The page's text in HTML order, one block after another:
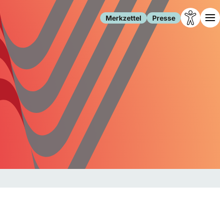
Merkzettel Presse
Leben
Familie
Freizeit
Gesundheit
Internet
Gesellschaft
Forschung
Migration
Polizei